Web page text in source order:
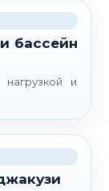
бассейн
и